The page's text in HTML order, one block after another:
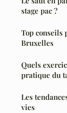
stage pac ?
Top conseils
Bruxelles
Quels
pratique du
Les
vies